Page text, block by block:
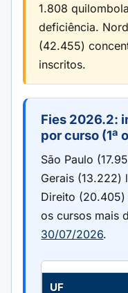
1.808
deficiência.
(42.455)
inscritos.
Fies 2026.2:
por curso (1ª
São Paulo
Gerais (13.222)
Direito (20.405)
os cursos mais
30/07/2026.
UF